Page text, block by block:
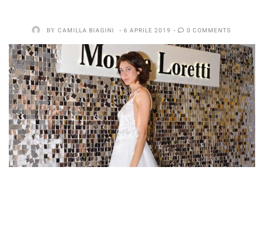
BY CAMILLA BIAGINI 6 APRILE 2019 0 COMMENTS